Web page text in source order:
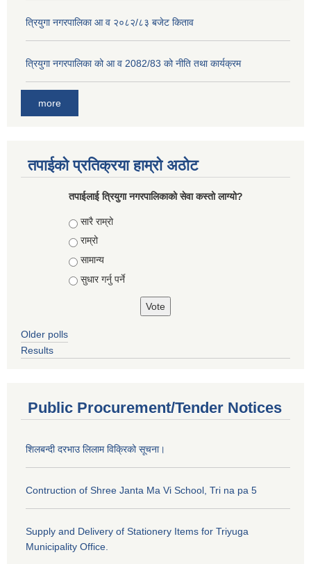
त्रियुगा नगरपालिका आ व २०८२/८३ बजेट किताव
त्रियुगा नगरपालिका को आ व 2082/83 को नीति तथा कार्यक्रम
more
तपाईको प्रतिक्रया हाम्रो अठोट
तपाईलाई त्रियुगा नगरपालिकाको सेवा कस्तो लाग्यो?
Choices
सारै राम्रो
राम्रो
सामान्य
सुधार गर्नु पर्ने
Older polls
Results
Public Procurement/Tender Notices
शिलबन्दी दरभाउ लिलाम विक्रिको सूचना।
Contruction of Shree Janta Ma Vi School, Tri na pa 5
Supply and Delivery of Stationery Items for Triyuga
Municipality Office.